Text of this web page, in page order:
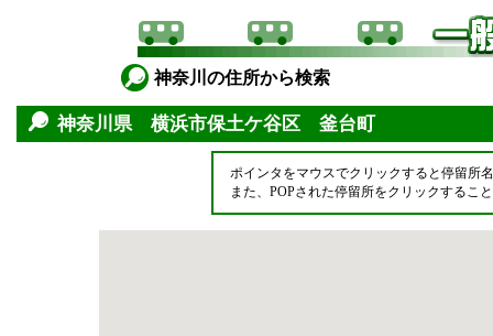
神奈川の住所から検索
神奈川県 横浜市保土ケ谷区 釜台町
ポインタをマウスでクリックすると停留所
また、POPされた停留所をクリックするこ